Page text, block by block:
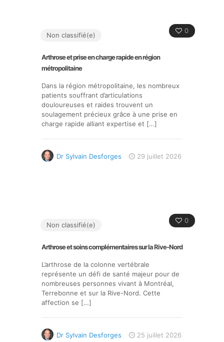
0
Non classifié(e)
Arthrose et prise en charge rapide en région
métropolitaine
Dans la région métropolitaine, les nombreux
patients souffrant d’articulations
douloureuses et raides trouvent un
soulagement précieux grâce à une prise en
charge rapide alliant expertise et […]
Dr Sylvain Desforges 29 juillet 2026
0
Non classifié(e)
Arthrose et soins complémentaires sur la Rive-Nord
L’arthrose de la colonne vertébrale
représente un défi de santé majeur pour de
nombreuses personnes vivant à Montréal,
Terrebonne et sur la Rive-Nord. Cette
affection se […]
Dr Sylvain Desforges 25 juillet 2026